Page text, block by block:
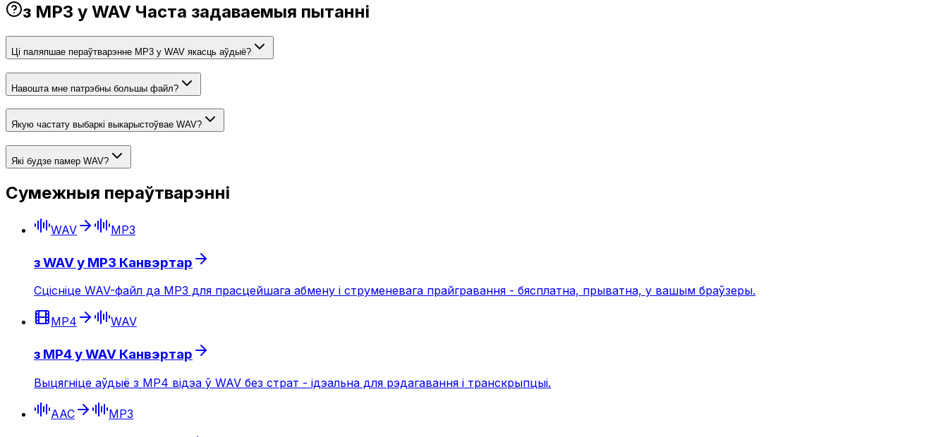
з MP3 у WAV Часта задаваемыя пытанні
Ці паляпшае пераўтварэнне MP3 у WAV якасць аўдыё?
Навошта мне патрэбны большы файл?
Якую частату выбаркі выкарыстоўвае WAV?
Які будзе памер WAV?
Сумежныя пераўтварэнні
WAV MP3
з WAV у MP3 Канвэртар
Сцісніце WAV-файл да MP3 для прасцейшага абмену і струменевага прайгравання - бясплатна, прыватна, у вашым браўзеры.
MP4 WAV
з MP4 у WAV Канвэртар
Выцягніце аўдыё з MP4 відэа ў WAV без страт - ідэальна для рэдагавання і транскрыпцыі.
AAC MP3